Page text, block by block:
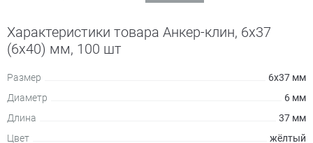
Характеристики товара Анкер-клин, 6х37
(6х40) мм, 100 шт
Размер
6х37 мм
Диаметр
6 мм
Длина
37 мм
Цвет
жёлтый